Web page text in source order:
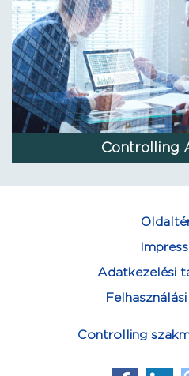
Controlling
Adatkezelési
Controlling